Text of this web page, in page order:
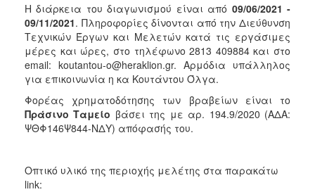
Η διάρκεια του διαγωνισμού είναι από 09/06/2021 -
09/11/2021. Πληροφορίες δίνονται από την Διεύθυνση
Τεχνικών Έργων και Μελετών κατά τις εργάσιμες
μέρες και ώρες, στο τηλέφωνο 2813 409884 και στο
email: koutantou-o@heraklion.gr. Αρμόδια υπάλληλος
για επικοινωνία η κα Κουτάντου Όλγα.
Φορέας χρηματοδότησης των βραβείων είναι το
Πράσινο Ταμείο βάσει της με αρ. 194.9/2020 (ΑΔΑ:
ΨΘΦ146Ψ844-ΝΔΥ) απόφασής του.
Οπτικό υλικό της περιοχής μελέτης στα παρακάτω
link: